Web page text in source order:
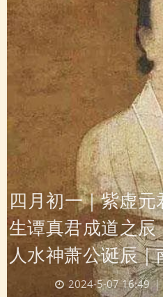
四月初一｜紫虚
生谭真君成道之
人水神萧公诞辰
2024-5-07 16:49 |